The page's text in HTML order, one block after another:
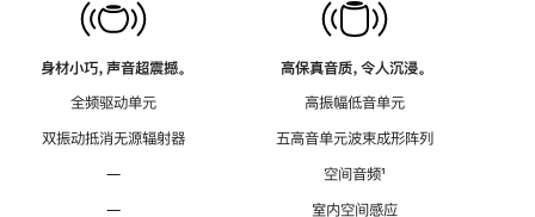
身材小巧，声音超震撼。
全频驱动单元
双振动抵消无源辐射器
—
—
高保真音质，令人沉浸。
高振幅低音单元
五高音单元波束成形阵列
空间音频脚
¹
室内空间感应